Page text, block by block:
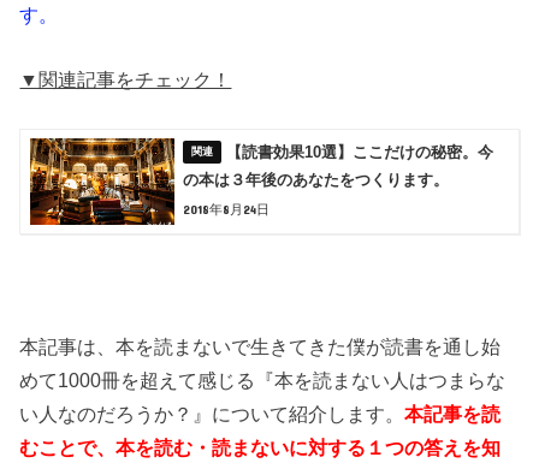
す。
▼関連記事をチェック！
【読書効果10選】ここだけの秘密。今
の本は３年後のあなたをつくります。
2018年8月24日
本記事は、本を読まないで生きてきた僕が読書を通し始
めて1000冊を超えて感じる『本を読まない人はつまらな
い人なのだろうか？ 』について紹介します。本記事を読
むことで、本を読む・読まないに対する１つの答えを知